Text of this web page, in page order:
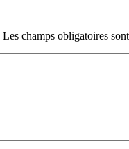
Les champs obligatoires